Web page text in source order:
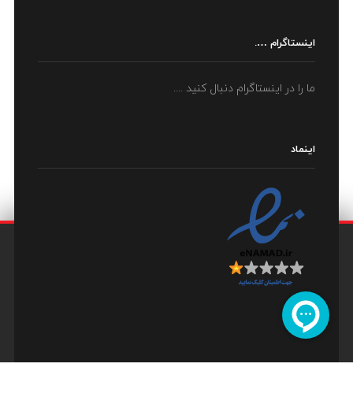
اینستاگرام ….
ما را در اینستاگرام دنبال کنید ....
اینماد